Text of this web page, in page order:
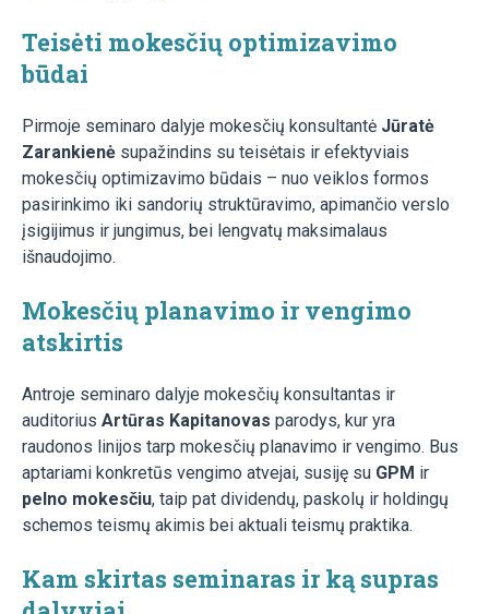
Teisėti mokesčių optimizavimo
būdai
Pirmoje seminaro dalyje mokesčių konsultantė Jūratė
Zarankienė supažindins su teisėtais ir efektyviais
mokesčių optimizavimo būdais – nuo veiklos formos
pasirinkimo iki sandorių struktūravimo, apimančio verslo
įsigijimus ir jungimus, bei lengvatų maksimalaus
išnaudojimo.
Mokesčių planavimo ir vengimo
atskirtis
Antroje seminaro dalyje mokesčių konsultantas ir
auditorius Artūras Kapitanovas parodys, kur yra
raudonos linijos tarp mokesčių planavimo ir vengimo. Bus
aptariami konkretūs vengimo atvejai, susiję su GPM ir
pelno mokesčiu, taip pat dividendų, paskolų ir holdingų
schemos teismų akimis bei aktuali teismų praktika.
Kam skirtas seminaras ir ką supras